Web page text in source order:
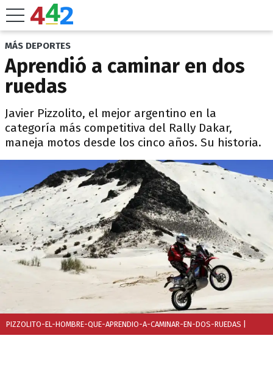
MÁS DEPORTES
Aprendió a caminar en dos
ruedas
Javier Pizzolito, el mejor argentino en la
categoría más competitiva del Rally Dakar,
maneja motos desde los cinco años. Su historia.
PIZZOLITO-EL-HOMBRE-QUE-APRENDIO-A-CAMINAR-EN-DOS-RUEDAS